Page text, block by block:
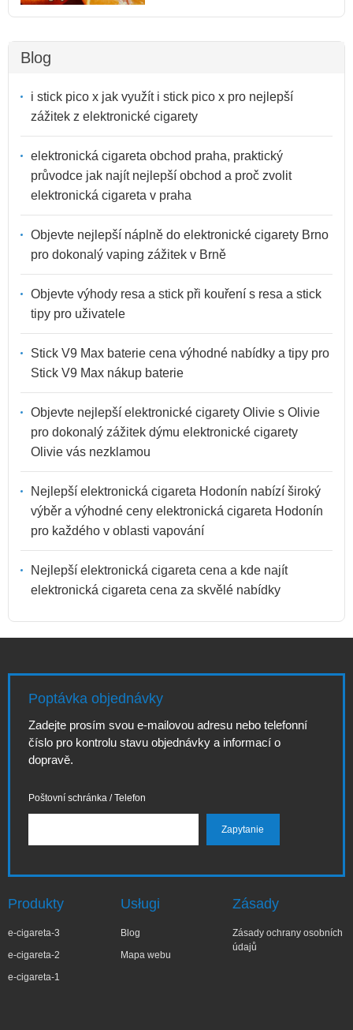
Blog
i stick pico x jak využít i stick pico x pro nejlepší
zážitek z elektronické cigarety
elektronická cigareta obchod praha, praktický
průvodce jak najít nejlepší obchod a proč zvolit
elektronická cigareta v praha
Objevte nejlepší náplně do elektronické cigarety Brno
pro dokonalý vaping zážitek v Brně
Objevte výhody resa a stick při kouření s resa a stick
tipy pro uživatele
Stick V9 Max baterie cena výhodné nabídky a tipy pro
Stick V9 Max nákup baterie
Objevte nejlepší elektronické cigarety Olivie s Olivie
pro dokonalý zážitek dýmu elektronické cigarety
Olivie vás nezklamou
Nejlepší elektronická cigareta Hodonín nabízí široký
výběr a výhodné ceny elektronická cigareta Hodonín
pro každého v oblasti vapování
Nejlepší elektronická cigareta cena a kde najít
elektronická cigareta cena za skvělé nabídky
Poptávka objednávky
Zadejte prosím svou e-mailovou adresu nebo telefonní
číslo pro kontrolu stavu objednávky a informací o
dopravě.
Poštovní schránka / Telefon
Produkty
e-cigareta-3
e-cigareta-2
e-cigareta-1
Usługi
Blog
Mapa webu
Zásady
Zásady ochrany osobních
údajů